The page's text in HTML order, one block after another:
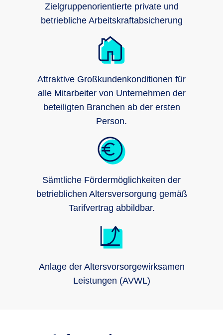
Zielgruppenorientierte private und
betriebliche Arbeitskraftabsicherung
Attraktive Großkundenkonditionen für
alle Mitarbeiter von Unternehmen der
beteiligten Branchen ab der ersten
Person.
Sämtliche Fördermöglichkeiten der
betrieblichen Altersversorgung gemäß
Tarifvertrag abbildbar.
Anlage der Altersvorsorgewirksamen
Leistungen (AVWL)